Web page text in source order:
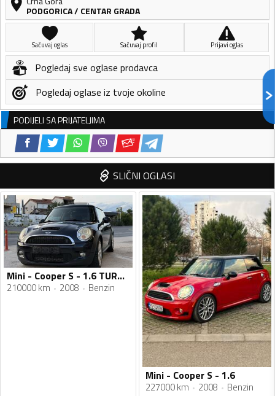
PODGORICA/ CENTAR GRADA
Sačuvaj oglas Sačuvaj profil Prijavi oglas
Pogledaj sve oglase prodavca
Pogledaj oglase iz tvoje okoline
PODIJELI SA PRIJATELJIMA
SLIČNI OGLASI
Mini - Cooper S - 1.6 TURBO
210000 km 2008 Benzin
Mini - Cooper S - 1.6
227000 km 2008 Benzin